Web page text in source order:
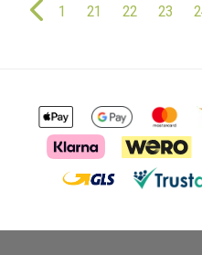
1 21 22 23